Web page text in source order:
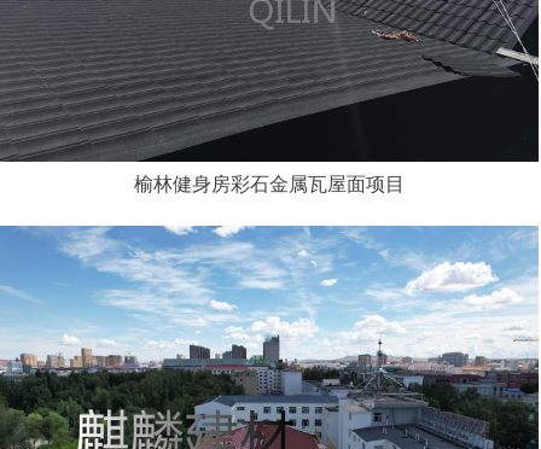
榆林健身房彩石金属瓦屋面项目